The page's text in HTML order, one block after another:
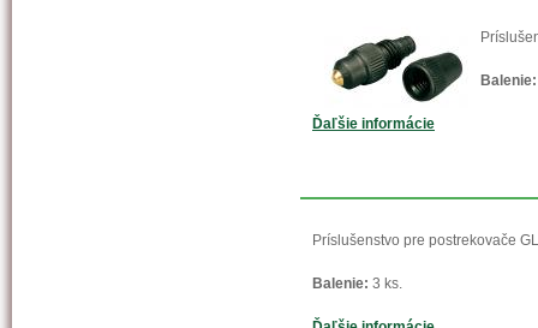
Balenie:
Ďaľšie informácie
Príslušenstvo pre postrekovače
Balenie: 3 ks.